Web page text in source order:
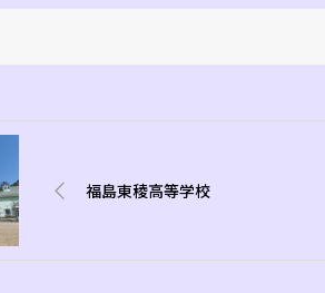
福島東稜高等学校